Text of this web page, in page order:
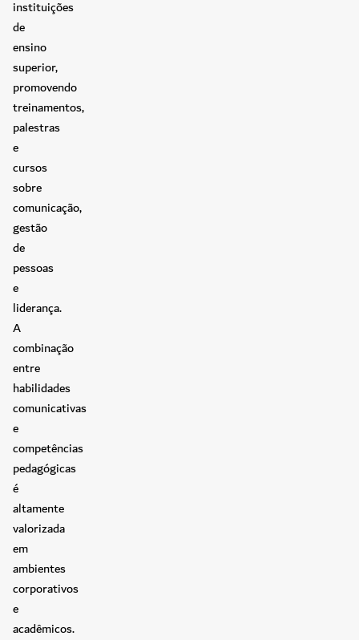
instituições
de
ensino
superior,
promovendo
treinamentos,
palestras
e
cursos
sobre
comunicação,
gestão
de
pessoas
e
liderança.
A
combinação
entre
habilidades
comunicativas
e
competências
pedagógicas
é
altamente
valorizada
em
ambientes
corporativos
e
acadêmicos.